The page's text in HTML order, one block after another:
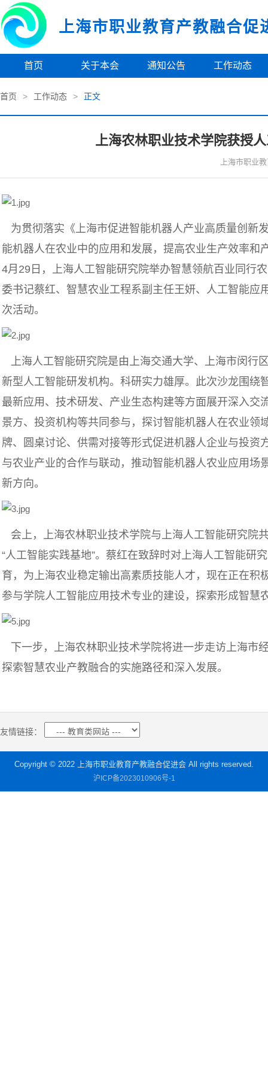
上海市职业教育产教融合促
首页 关于本会 通知公告 工作动态
首页 > 工作动态 > 正文
上海农林职业技术学院获授
上海市职业
为贯彻落实《上海市促进智能机器人产业高质量创新
能机器人在农业中的应用和发展，提高农业生产效率和
4月29日，上海人工智能研究院举办智慧领航百业同行
委书记蔡红、智慧农业工程系副主任王妍、人工智能应
次活动。
上海人工智能研究院是由上海交通大学、上海市闵行
新型人工智能研发机构。科研实力雄厚。此次沙龙围绕
最新应用、技术研发、产业生态构建等方面展开深入交
景方、投资机构等共同参与，探讨智能机器人在农业领
牌、圆桌讨论、供需对接等形式促进机器人企业与投资
与农业产业的合作与联动，推动智能机器人农业应用场
新方向。
会上，上海农林职业技术学院与上海人工智能研究院
“人工智能实践基地”。蔡红在致辞时对上海人工智能研
育，为上海农业稳定输出高素质技能人才，现在正在积
参与学院人工智能应用技术专业的建设，探索形成智慧
下一步，上海农林职业技术学院将进一步走访上海市
探索智慧农业产教融合的实施路径和深入发展。
友情链接：
Copyright © 2022 上海市职业教育产教融合促进会 All rights reserved.
沪ICP备2023010906号-1